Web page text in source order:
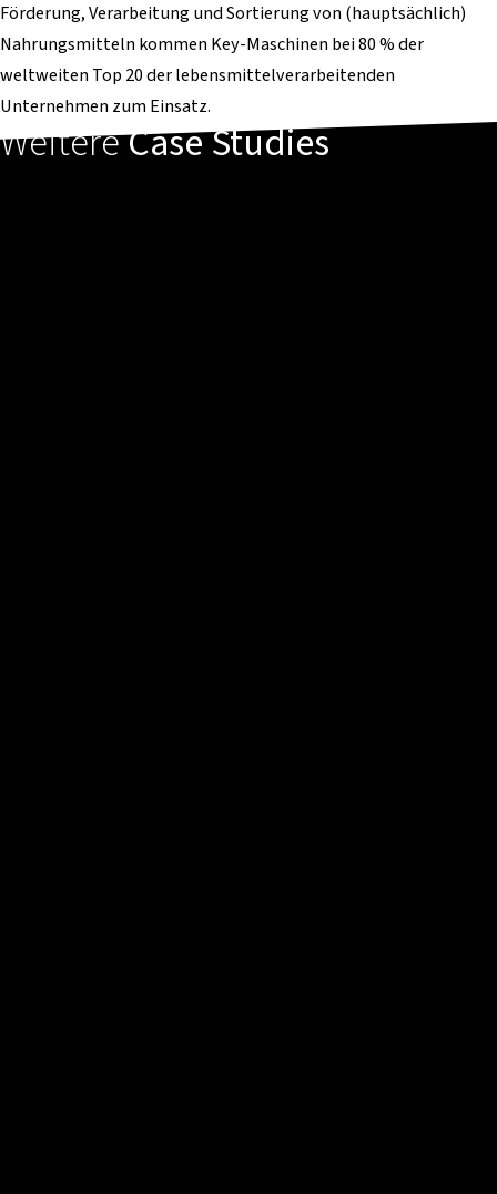
Förderung, Verarbeitung und Sortierung von (hauptsächlich)
Nahrungsmitteln kommen Key-Maschinen bei 80 % der
weltweiten Top 20 der lebensmittelverarbeitenden
Unternehmen zum Einsatz.
WeitereCase Studies